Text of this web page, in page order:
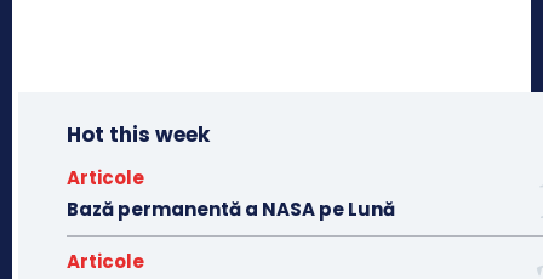
Hot this week
Articole
Bază permanentă a NASA pe Lună
Articole